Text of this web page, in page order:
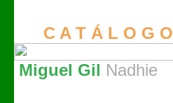
C A T Á L O G O
Miguel Gil Nadhie